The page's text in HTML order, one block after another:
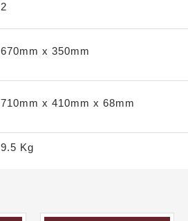
2
670mm x 350mm
710mm x 410mm x 68mm
9.5 Kg